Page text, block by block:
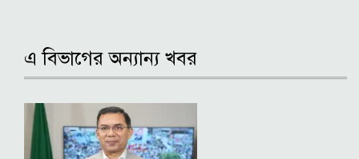
এ বিভাগের অন্যান্য খবর